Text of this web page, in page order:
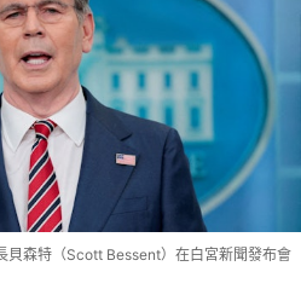
貝森特（Scott Bessent）在白宮新聞發布會